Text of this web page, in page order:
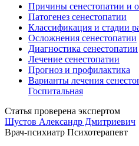
Причины сенестопатии и
Патогенез сенестопатии
Классификация и стадии
Осложнения сенестопатии
Диагностика сенестопатии
Лечение сенестопатии
Прогноз и профилактика
Варианты лечения
Госпитальная
Статья проверена экспертом
Шустов Александр Дмитриевич
Врач-психиатр Психотерапевт